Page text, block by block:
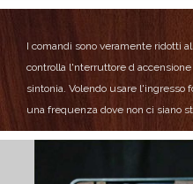
I comandi sono veramente ridotti
controlla l'nterruttore d
sintonia. Volendo usare l'ingresso
una frequenza dove non ci siano